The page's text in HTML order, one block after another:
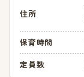
住所
保育時間
定員数